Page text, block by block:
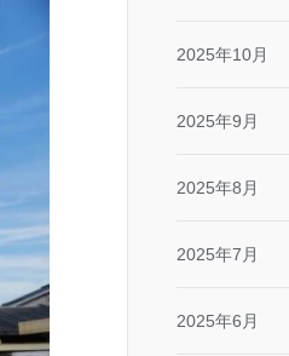
2025年10月
2025年9月
2025年8月
2025年7月
2025年6月